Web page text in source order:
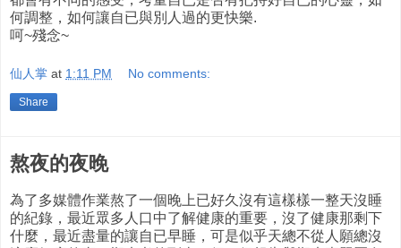
何調整，如何讓自已與別人過的更快樂.
呵~殘念~
仙人掌 at 1:11 PM No comments:
Share
熬夜的夜晚
為了多媒體作業熬了一個晚上已好久沒有這樣樣一整天沒睡
的紀錄，最近眾多人口中了解健康的重要，沒了健康那剩下
什麼，最近盡量的讓自已早睡，可是似乎天總不從人願總沒